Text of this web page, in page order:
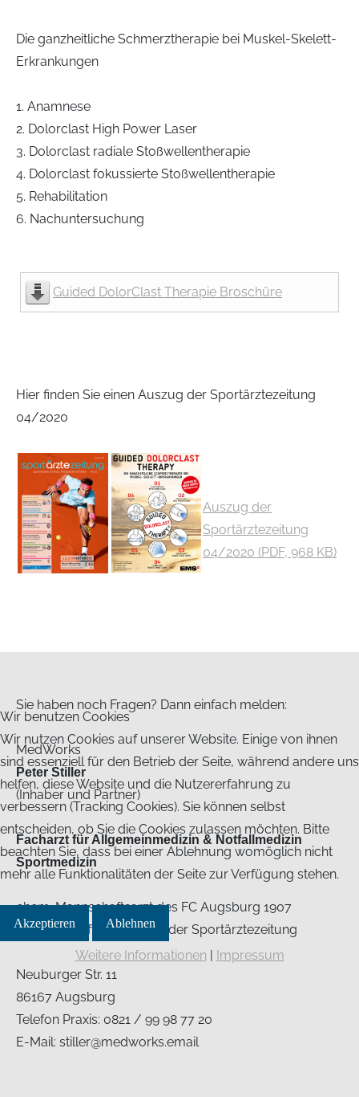
Sie haben noch Fragen? Dann einfach melden:
MedWorks
Peter Stiller
(Inhaber und Partner)
Facharzt für Allgemeinmedizin & Notfallmedizin
Sportmedizin
ehem. Mannschaftsarzt des FC Augsburg 1907
Wissenschaftlicher Beirat der Sportärztezeitung
Neuburger Str. 11
86167 Augsburg
Telefon Praxis: 0821 / 99 98 77 20
E-Mail: stiller@medworks.email
Die ganzheitliche Schmerztherapie bei Muskel-Skelett-
Erkrankungen
1. Anamnese
2. Dolorclast High Power Laser
3. Dolorclast radiale Stoßwellentherapie
4. Dolorclast fokussierte Stoßwellentherapie
5. Rehabilitation
6. Nachuntersuchung
Guided DolorClast Therapie Broschüre
Hier finden Sie einen Auszug der Sportärztezeitung
04/2020
Auszug der
Sportärztezeitung
04/2020 (PDF, 968 KB)
Wir benutzen Cookies
Wir nutzen Cookies auf unserer Website. Einige von ihnen
sind essenziell für den Betrieb der Seite, während andere uns
helfen, diese Website und die Nutzererfahrung zu
verbessern (Tracking Cookies). Sie können selbst
entscheiden, ob Sie die Cookies zulassen möchten. Bitte
beachten Sie, dass bei einer Ablehnung womöglich nicht
mehr alle Funktionalitäten der Seite zur Verfügung stehen.
Akzeptieren Ablehnen
Weitere Informationen | Impressum
Kältetherapie
Akupunktur/Akupressur
Individuelle Rückenbehandlungen
Infusionstherapien
ESWT